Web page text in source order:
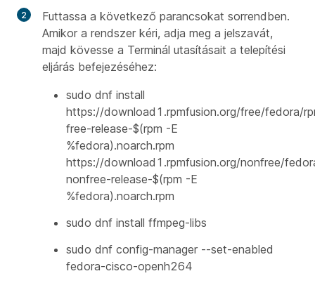
Futtassa a következő parancsokat sorrendben.
Amikor a rendszer kéri, adja meg a jelszavát,
majd kövesse a Terminál utasításait a telepítési
eljárás befejezéséhez:
sudo dnf install
https://download1.rpmfusion.org/free/fedora/
free-release-$(rpm -E
%fedora).noarch.rpm
https://download1.rpmfusion.org/nonfree/
nonfree-release-$(rpm -E
%fedora).noarch.rpm
sudo dnf install ffmpeg-libs
sudo dnf config-manager --set-enabled
fedora-cisco-openh264